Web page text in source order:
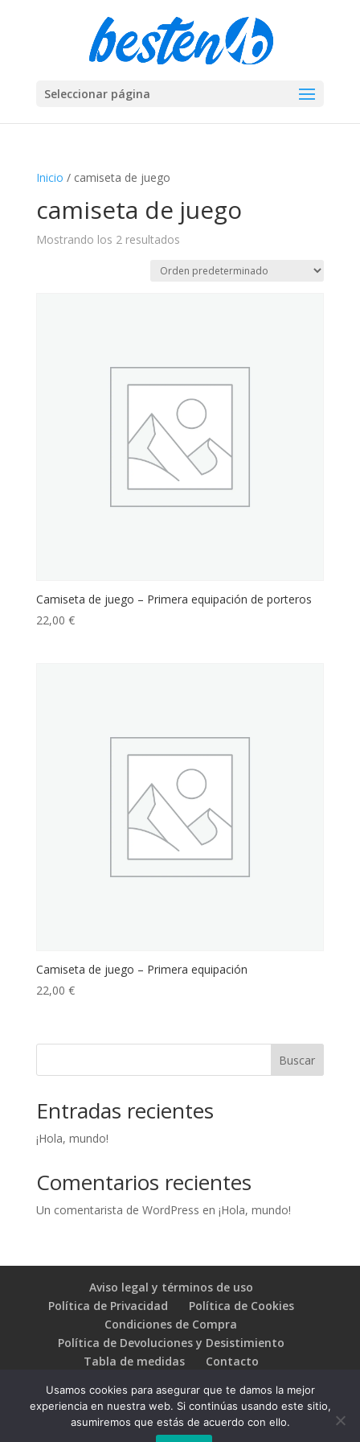
Seleccionar página
Inicio / camiseta de juego
camiseta de juego
Mostrando los 2 resultados
Camiseta de juego – Primera equipación de porteros
22,00 €
Camiseta de juego – Primera equipación
22,00 €
Buscar
Entradas recientes
¡Hola, mundo!
Comentarios recientes
Un comentarista de WordPress en ¡Hola, mundo!
Aviso legal y términos de uso
Política de Privacidad
Política de Cookies
Condiciones de Compra
Política de Devoluciones y Desistimiento
Tabla de medidas
Contacto
© 2017-2025 Onubense de Textil Deportivo S.L.U. -
Usamos cookies para asegurar que te damos la mejor
experiencia en nuestra web. Si continúas usando este sitio,
asumiremos que estás de acuerdo con ello.